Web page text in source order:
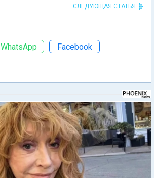
СЛЕДУЮЩАЯ СТАТЬЯ
WhatsApp Facebook